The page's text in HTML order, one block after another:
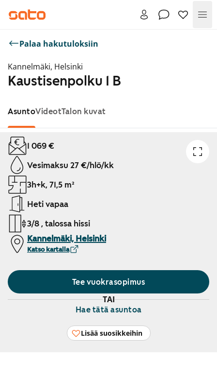
Palaa hakutuloksiin
Kannelmäki, Helsinki
Kaustisenpolku 1 B
AsuntoVideotTalon kuvat
Näytetään dia 1 / 1
1 069 €
Vesimaksu 27 €/hlö/kk
3h+k, 71,5 m²
Heti vapaa
3/8 , talossa hissi
Kannelmäki, Helsinki
Katso kartalla
Tee vuokrasopimus
TAI
Hae tätä asuntoa
Lisää suosikkeihin